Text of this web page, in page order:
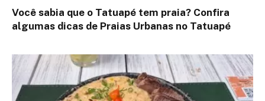
Você sabia que o Tatuapé tem praia? Confira
algumas dicas de Praias Urbanas no Tatuapé